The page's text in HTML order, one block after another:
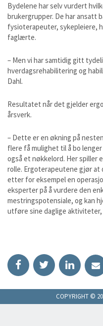
Bydelene har selv vurdert
brukergrupper. De har ansatt
fysioterapeuter, sykepleiere,
faglærte.
– Men vi har samtidig gitt
hverdagsrehabilitering og
Dahl.
Resultatet når det gjelder
årsverk.
– Dette er en økning på
flere få mulighet til å bo
også et nøkkelord. Her spiller
rolle. Ergoterapeutene gjør at
etter for eksempel en
eksperter på å vurdere den
mestringspotensiale, og kan
utføre sine daglige aktiviteter,
FacebookTwitter
COPYRIGHT ©